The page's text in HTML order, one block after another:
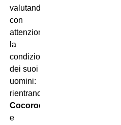
valutando
con
attenzione
la
condizione
dei suoi
uomini:
rientrano
Cocorocchio
e